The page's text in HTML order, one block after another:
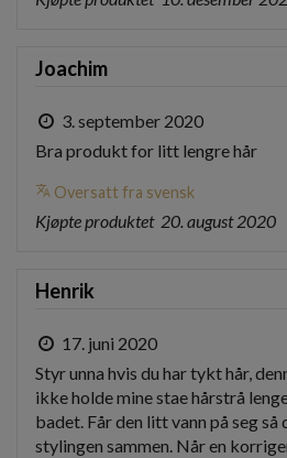
Joachim
3. september 2020
Bra produkt for litt lengre hår
translate Oversatt fra svensk
Kjøpte produktet 20. august 2020
Henrik
17. juni 2020
Styr unna hvis du har tykt hår,
ikke holde mine stae hårstrå
badet. Får den litt vann på seg
stylingen sammen. Når en